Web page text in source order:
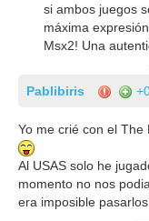
si ambos juegos
máxima
Msx2! Una
Pablibiris
Yo me crié con el
Al USAS solo he
momento no nos
era imposible